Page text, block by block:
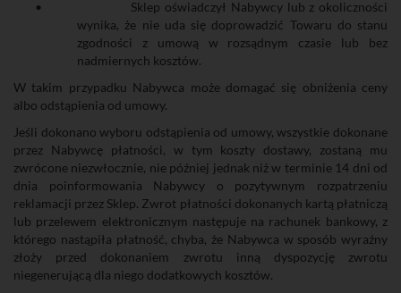
•
Sklep oświadczył Nabywcy lub z okoliczności
wynika, że nie uda się doprowadzić Towaru do stanu
zgodności z umową w rozsądnym czasie lub bez
nadmiernych kosztów.
W takim przypadku Nabywca może domagać się obniżenia ceny
albo odstąpienia od umowy.
Jeśli dokonano wyboru odstąpienia od umowy, wszystkie dokonane
przez Nabywcę płatności, w tym koszty dostawy, zostaną mu
zwrócone niezwłocznie, nie później jednak niż w terminie 14 dni od
dnia poinformowania Nabywcy o pozytywnym rozpatrzeniu
reklamacji przez Sklep. Zwrot płatności dokonanych kartą płatniczą
lub przelewem elektronicznym następuje na rachunek bankowy, z
którego nastąpiła płatność, chyba, że Nabywca w sposób wyraźny
złoży przed dokonaniem zwrotu inną dyspozycję zwrotu
niegenerującą dla niego dodatkowych kosztów.